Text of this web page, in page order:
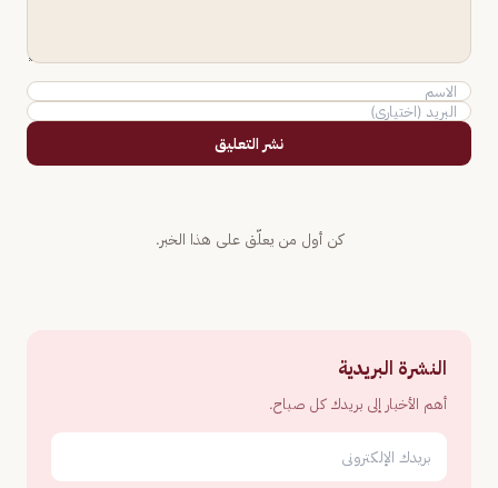
نشر التعليق
كن أول من يعلّق على هذا الخبر.
النشرة البريدية
أهم الأخبار إلى بريدك كل صباح.